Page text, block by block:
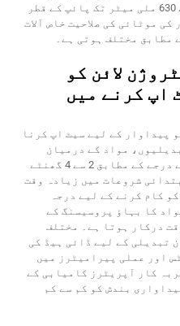
حدود عام طور پر 16 ملی میٹر سے 630 ملی میٹر تک پائپ کے قطر
موٹائی کی صلاحیت خاص آلات
مطابق مختلف ہوتی ہے۔
لائن کو
اپ کرنے میں
پیداوار کے لیے سیٹ اپ کرنا
مواد کے درمیان
انتقال اور آپریٹر کے تجربے کے درجے کے مطابق 2 سے 4 گھنٹے
شروعات میں زیادہ وقت
کام کرنے کے لیے درجہ
کا بہاؤ پروسیسنگ کے
درکار ہوتا ہے۔ مختلف
تبدیلی کے لیے ڈائی ہیڈ کی
اور عملی پیرامیٹرز میں
کار آپریٹرز کامیابی کے
بندش کو کم سے کم